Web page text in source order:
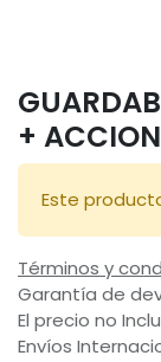
+
Este
Términos y
Garantía de
El precio no
Envíos